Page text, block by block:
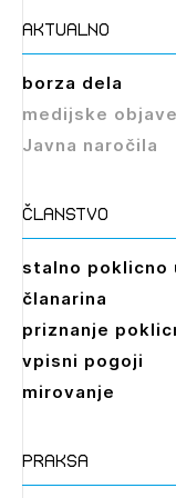
aktualno
borza dela
medijske objave
Javna naročila
članstvo
stalno poklicno
članarina
priznanje
vpisni pogoji
mirovanje
praksa